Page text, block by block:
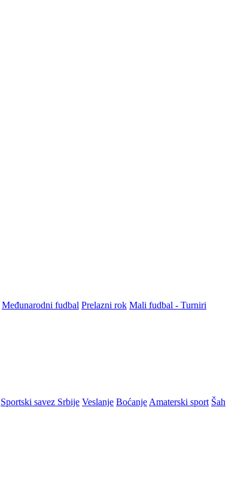
Međunarodni fudbal Prelazni rok Mali fudbal - Turniri
Sportski savez Srbije Veslanje Boćanje Amaterski sport Šah